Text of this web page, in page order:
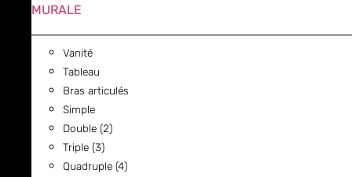
MURALE
Vanité
Tableau
Bras articulés
Simple
Double (2)
Triple (3)
Quadruple (4)